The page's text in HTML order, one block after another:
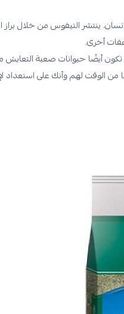
ينتشر التيفوس من خلال
أخرى.
أيضًا حيوانات صعبة التعايش
من الوقت لهم وأنك على استعداد